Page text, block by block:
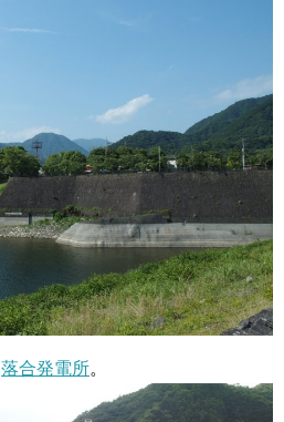
落合発電所。